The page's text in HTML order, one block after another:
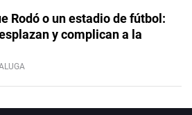
Rodó o un estadio de fútbol:
y complican a la